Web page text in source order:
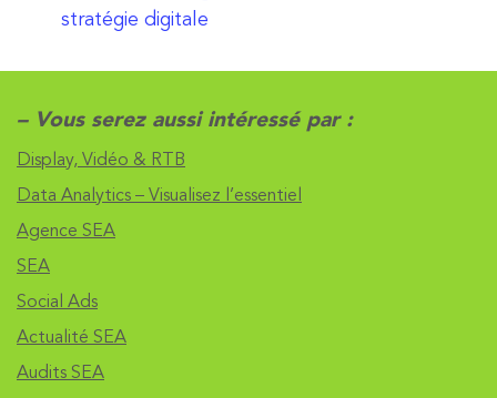
stratégie digitale
– Vous serez aussi intéressé par :
Display, Vidéo & RTB
Data Analytics – Visualisez l’essentiel
Agence SEA
SEA
Social Ads
Actualité SEA
Audits SEA